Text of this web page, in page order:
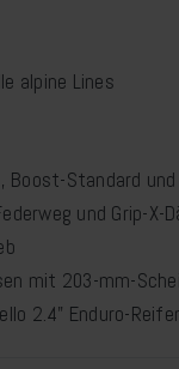
alpine Lines
Standard
und Grip-X-
mit 203-mm-
2.4" Enduro-